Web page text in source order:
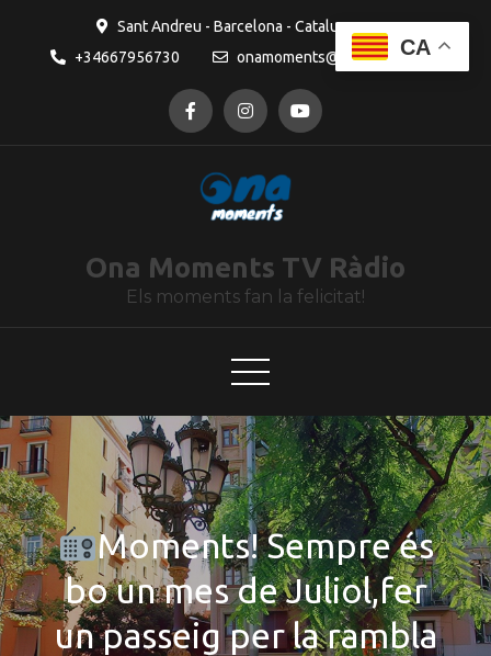
Sant Andreu - Barcelona - Catalunya
+34667956730
onamoments@gmail.com
Ona Moments TV Ràdio
Els moments fan la felicitat!
Moments! Sempre és
bo un mes de Juliol,fer
un passeig per la rambla
CA